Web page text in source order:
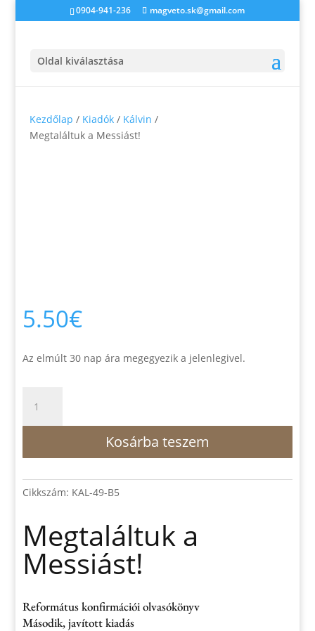
0904-941-236 magveto.sk@gmail.com
Oldal kiválasztása
Kezdőlap / Kiadók / Kálvin /
Megtaláltuk a Messiást!
5.50€
Az elmúlt 30 nap ára megegyezik a jelenlegivel.
Messiást!
Kosárba teszem
Cikkszám: KAL-49-B5
Megtaláltuk a
Messiást!
Református konfirmációi olvasókönyv
Második, javított kiadás